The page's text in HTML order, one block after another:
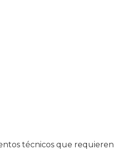
técnicos que requieren